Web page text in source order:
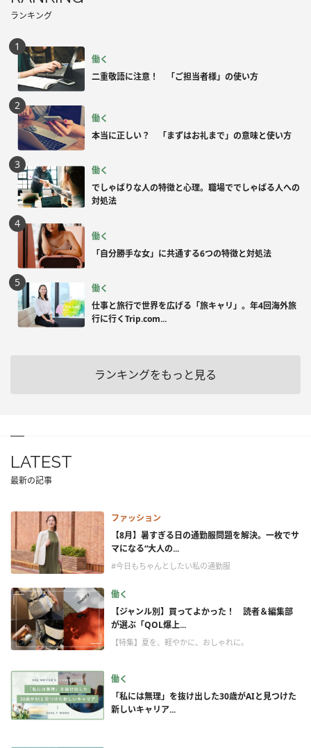
ランキング
働く
二重敬語に注意！ 「ご担当者様」の使い方
働く
本当に正しい？ 「まずはお礼まで」の意味と使い方
働く
でしゃばりな人の特徴と心理。職場ででしゃばる人への
対処法
働く
「自分勝手な女」に共通する6つの特徴と対処法
働く
仕事と旅行で世界を広げる「旅キャリ」。年4回海外旅
行に行くTrip.com...
ランキングをもっと見る
LATEST
最新の記事
ファッション
【8月】暑すぎる日の通勤服問題を解決。一枚でサ
マになる“大人の...
#今日もちゃんとしたい私の通勤服
働く
【ジャンル別】買ってよかった！ 読者＆編集部
が選ぶ「QOL爆上...
【特集】夏を、軽やかに、おしゃれに。
働く
「私には無理」を抜け出した30歳がAIと見つけた
新しいキャリア...